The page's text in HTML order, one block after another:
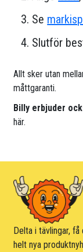
Se
Slutför
Allt sker utan
måttgaranti.
Billy erbjuder
här.
Delta i tävlingar,
helt nya